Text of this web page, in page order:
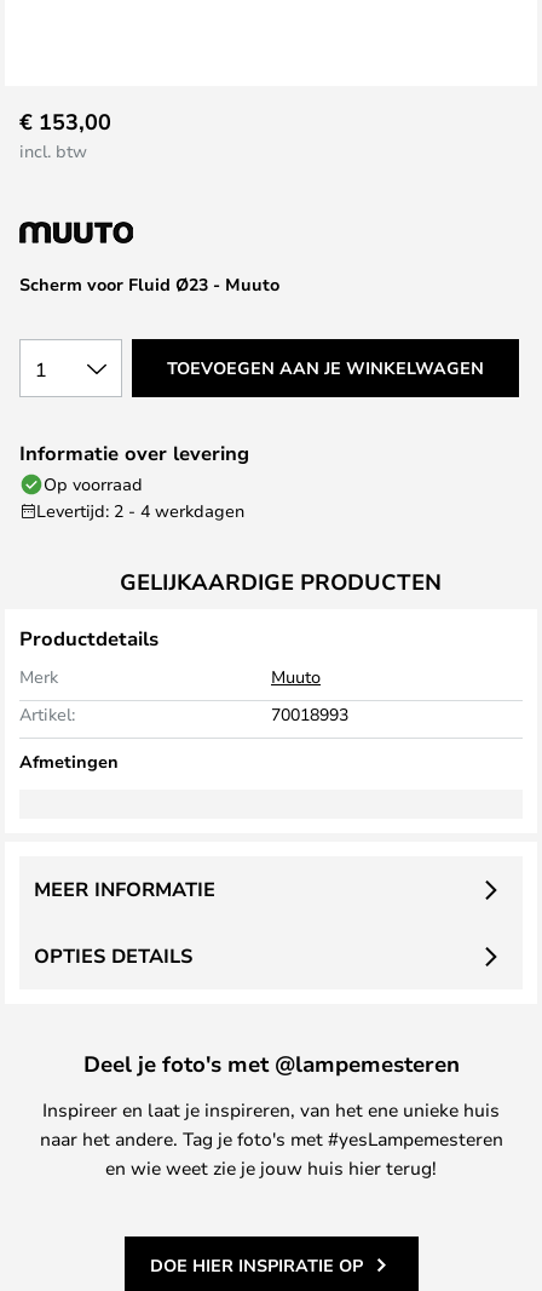
naar
het
van
de
afbeeldingen-
Scherm voor Fluid Ø23 - Muuto
€ 153,00
incl. btw
1 TOEVOEGEN AAN JE WINKELWAGEN
Informatie over levering
Op voorraad
Levertijd: 2 - 4 werkdagen
GELIJKAARDIGE PRODUCTEN
Productdetails
Merk
Muuto
Artikel:
70018993
Afmetingen
OPTIES DETAILS
MEER INFORMATIE
Deel je foto's met @lampemesteren
Inspireer en laat je inspireren, van het ene unieke huis
naar het andere. Tag je foto's met #yesLampemesteren
en wie weet zie je jouw huis hier terug!
DOE HIER INSPIRATIE OP